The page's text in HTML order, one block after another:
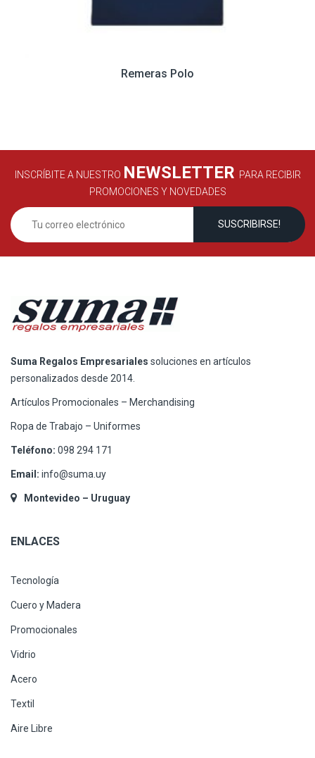
Remeras Polo
INSCRÍBITE A NUESTRO NEWSLETTER PARA RECIBIR
PROMOCIONES Y NOVEDADES
Suma Regalos Empresariales soluciones en artículos
personalizados desde 2014.
Artículos Promocionales – Merchandising
Ropa de Trabajo – Uniformes
Teléfono: 098 294 171
Email: info@suma.uy
Montevideo – Uruguay
ENLACES
Tecnología
Cuero y Madera
Promocionales
Vidrio
Acero
Textil
Aire Libre